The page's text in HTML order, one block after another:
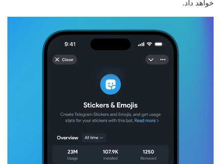
خواهد داد.